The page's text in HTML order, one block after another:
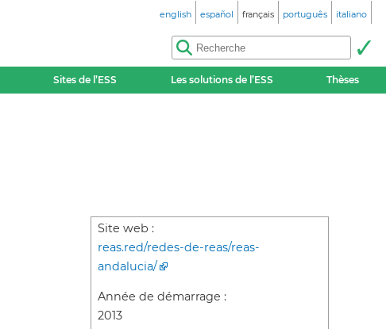
english español français português italiano
Sites de l’ESS Les solutions de l’ESS Thèses
Site web :
reas.red/redes-de-reas/reas-
andalucia/
Année de démarrage :
2013